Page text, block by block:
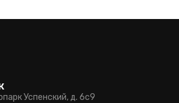
Успенский, д. 6c9